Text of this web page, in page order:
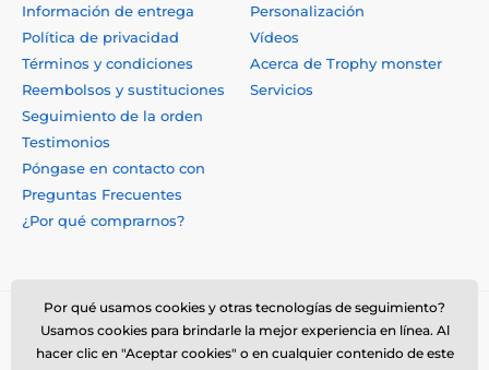
Información de entrega
Política de privacidad
Términos y condiciones
Reembolsos y sustituciones
Seguimiento de la orden
Testimonios
Póngase en contacto con
Preguntas Frecuentes
¿Por qué comprarnos?
Personalización
Vídeos
Acerca de Trophy monster
Servicios
Por qué usamos cookies y otras tecnologías de seguimiento?
Usamos cookies para brindarle la mejor experiencia en línea. Al
hacer clic en "Aceptar cookies" o en cualquier contenido de este